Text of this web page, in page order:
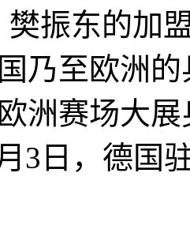
振东的加
乃至欧洲
洲赛场大
3日，德国